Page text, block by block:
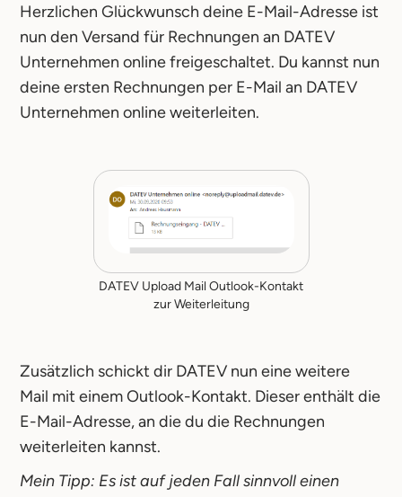
Herzlichen Glückwunsch deine E-Mail-Adresse ist
nun den Versand für Rechnungen an DATEV
Unternehmen online freigeschaltet. Du kannst nun
deine ersten Rechnungen per E-Mail an DATEV
Unternehmen online weiterleiten.
DATEV Upload Mail Outlook-Kontakt
zur Weiterleitung
Zusätzlich schickt dir DATEV nun eine weitere
Mail mit einem Outlook-Kontakt. Dieser enthält die
E-Mail-Adresse, an die du die Rechnungen
weiterleiten kannst.
Mein Tipp: Es ist auf jeden Fall sinnvoll einen